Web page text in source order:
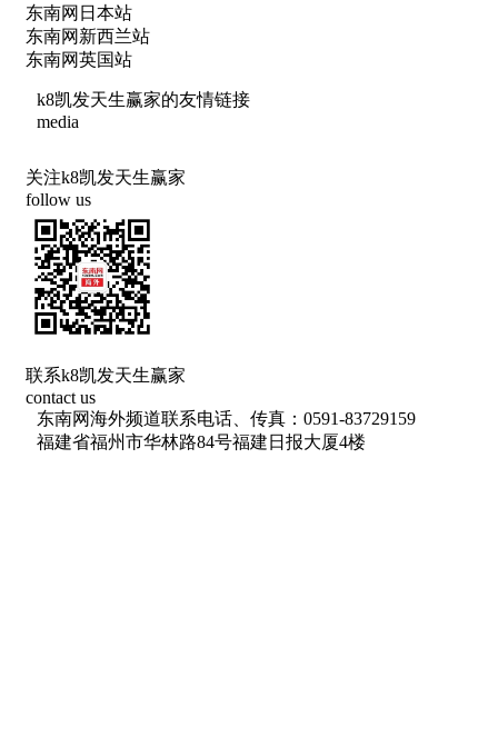
东南网日本站
东南网新西兰站
东南网英国站
k8凯发天生赢家的友情链接
media
关注k8凯发天生赢家
follow us
联系k8凯发天生赢家
contact us
东南网海外频道联系电话、传真：0591-83729159
福建省福州市华林路84号福建日报大厦4楼